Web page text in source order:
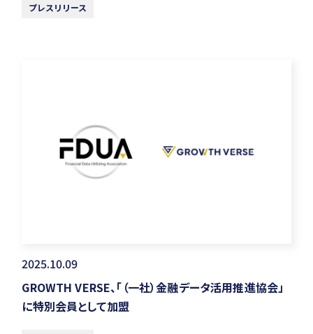
プレスリリース
2025.10.09
GROWTH VERSE、「（一社）金融データ活用推進協会」
に特別会員として加盟